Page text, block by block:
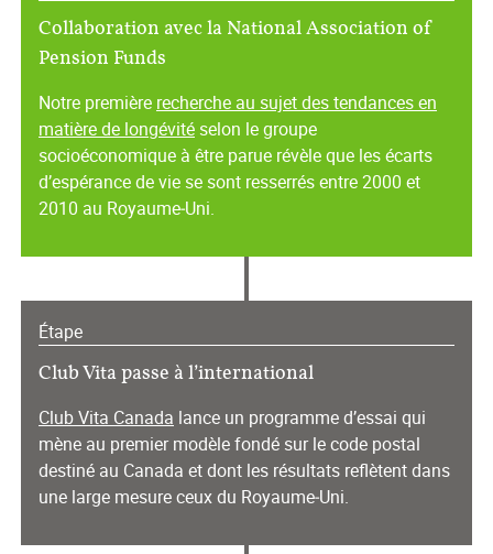
Collaboration avec la National Association of
Pension Funds
Notre première recherche au sujet des tendances en
matière de longévitéselon le groupe
socioéconomique à être parue révèle que les écarts
d’espérance de vie se sont resserrés entre 2000 et
2010 au Royaume‑Uni.
Étape
Club Vita passe à l’international
Club Vita Canada lance un programme d’essai qui
mène au premier modèle fondé sur le code postal
destiné au Canada et dont les résultats reflètent dans
une large mesure ceux du Royaume‑Uni.